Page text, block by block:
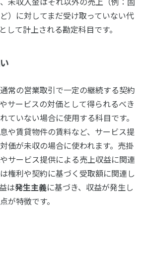
）に対してまだ受け取っていない代
して計上される勘定科目です。
常の営業取引で一定の継続する契約
サービスの対価として得られるべき
ていない場合に使用する科目です。
や賃貸物件の賃料など、サービス提
価が未収の場合に使われます。売掛
サービス提供による売上収益に関連
権利や契約に基づく受取額に関連し
は発生主義に基づき、収益が発生し
が特徴です。